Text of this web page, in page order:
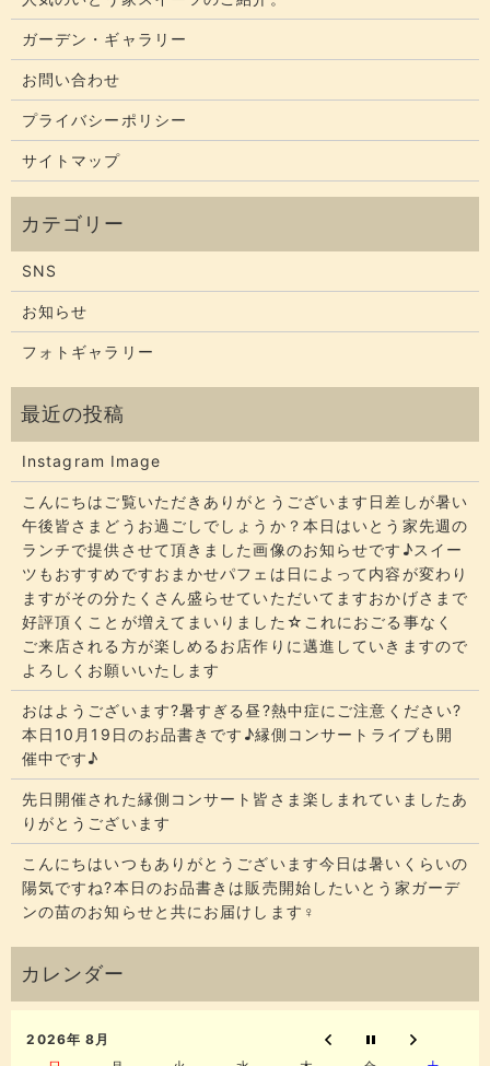
ガーデン・ギャラリー
お問い合わせ
プライバシーポリシー
サイトマップ
SNS
お知らせ
フォトギャラリー
Instagram Image
こんにちはご覧いただきありがとうございます​​​日差しが暑い
午後皆さまどうお過ごしでしょうか？​​​本日はいとう家先週の
ランチで提供させて頂きました画像のお知らせです♪スイー
ツもおすすめですおまかせパフェは日によって内容が変わり
ますがその分たくさん盛らせていただいてます​​​おかげさまで
好評頂くことが増えてまいりました☆​​これにおごる事なく
ご来店される方が楽しめるお店作りに邁進していきますので
よろしくお願いいたします
おはようございます?暑すぎる昼?熱中症にご注意ください?
本日10月19日のお品書きです♪縁側コンサートライブも開
催中です♪
先日開催された縁側コンサート皆さま楽しまれていましたあ
りがとうございます
こんにちはいつもありがとうございます今日は暑いくらいの
陽気ですね?本日のお品書きは販売開始したいとう家ガーデ
ンの苗のお知らせと共にお届けします‍♀️
2026年 8月